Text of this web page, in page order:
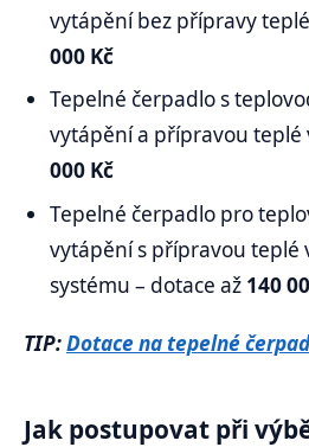
vytápění bez přípravy
000 Kč
Tepelné čerpadlo s
vytápění a přípravou teplé
000 Kč
Tepelné čerpadlo pro
vytápění s přípravou teplé
systému – dotace až 140
TIP:Dotace na tepelné
Jak postupovat při